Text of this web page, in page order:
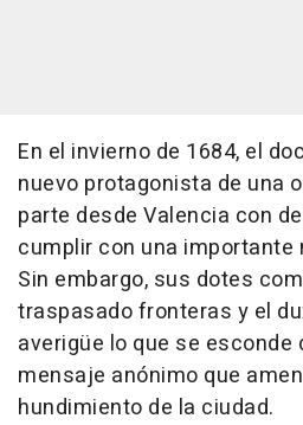
En el invierno de 1684, el
nuevo protagonista de una
parte desde Valencia con
cumplir con una
Sin embargo, sus dotes
traspasado fronteras y el
averigüe lo que se esconde
mensaje anónimo que
hundimiento de la ciudad.